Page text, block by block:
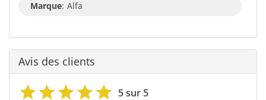
Marque: Alfa
Avis des clients
5 sur 5